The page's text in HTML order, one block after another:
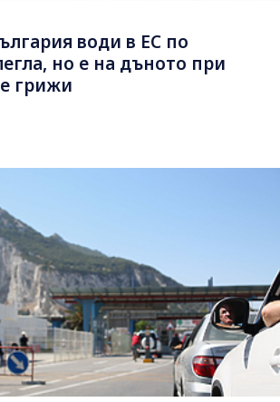
води в ЕС по
но е на дъното при
грижи